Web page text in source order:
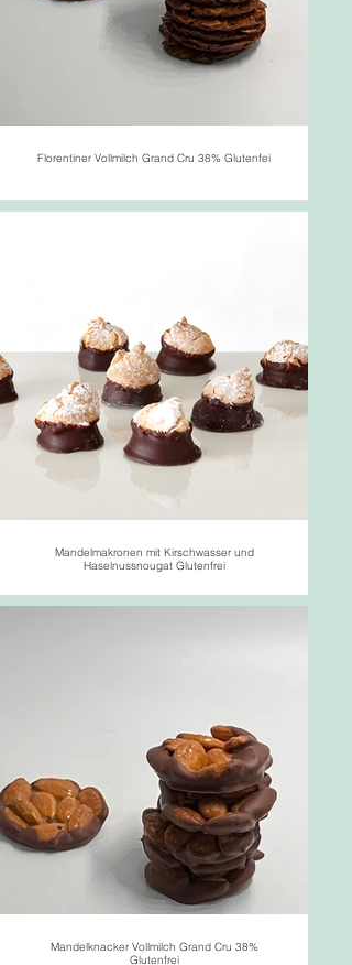
Florentiner Vollmilch Grand Cru 38% Glutenfei
Mandelmakronen mit Kirschwasser und
Haselnussnougat Glutenfrei
Mandelknacker Vollmilch Grand Cru 38%
Glutenfrei